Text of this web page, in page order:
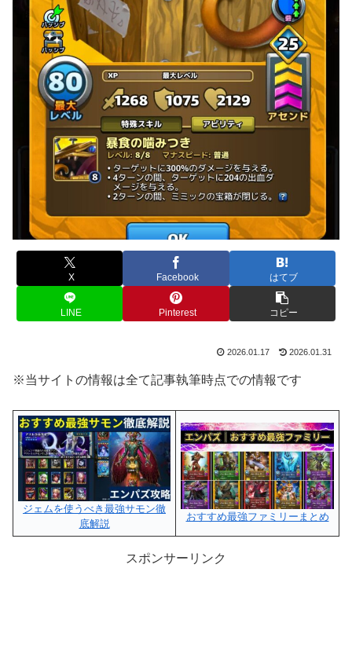
X Facebook はてブ
LINE Pinterest コピー
2026.01.17 2026.01.31
※当サイトの情報は全て記事執筆時点での情報です
ジェムを使うべき最強サモン徹
底解説
おすすめ最強ファミリーまとめ
スポンサーリンク